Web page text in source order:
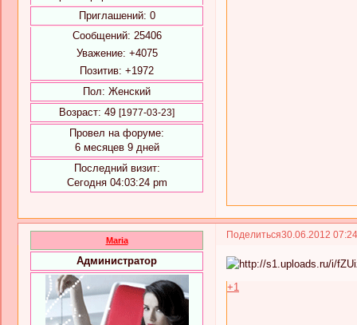
Приглашений: 0
Сообщений: 25406
Уважение: +4075
Позитив: +1972
Пол: Женский
Возраст: 49 [1977-03-23]
Провел на форуме:
6 месяцев 9 дней
Последний визит:
Сегодня 04:03:24 pm
Поделиться30.06.2012
Maria
Администратор
+1